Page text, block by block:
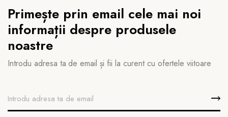
Primește prin email cele mai noi
informații despre produsele
noastre
Introdu adresa ta de email și fii la curent cu ofertele viitoare